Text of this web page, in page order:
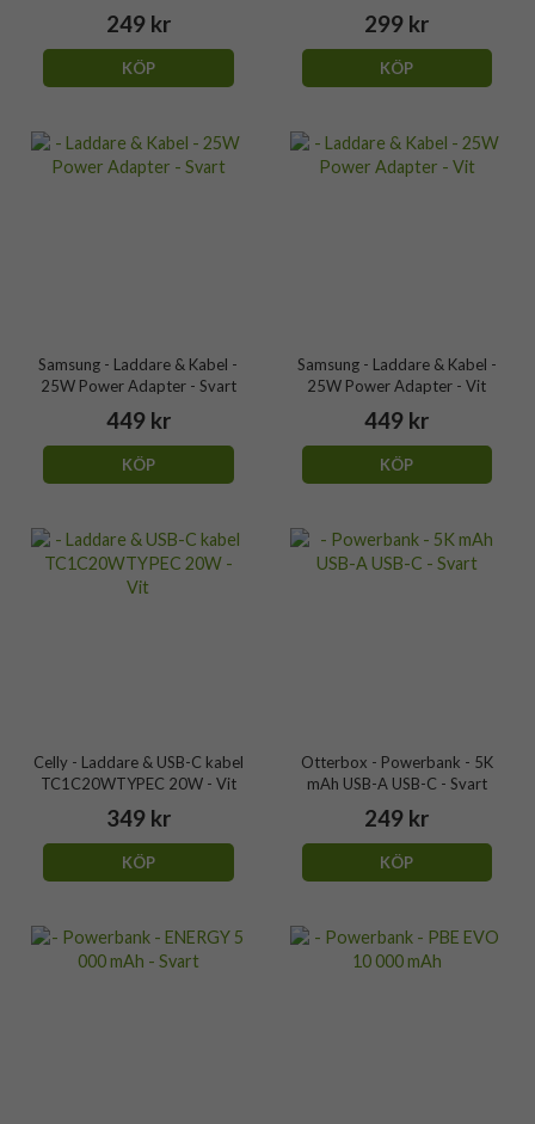
249 kr
KÖP
299 kr
KÖP
Samsung - Laddare & Kabel -
25W Power Adapter - Svart
449 kr
KÖP
Samsung - Laddare & Kabel -
25W Power Adapter - Vit
449 kr
KÖP
Celly - Laddare & USB-C kabel
TC1C20WTYPEC 20W - Vit
349 kr
KÖP
Otterbox - Powerbank - 5K
mAh USB-A USB-C - Svart
249 kr
KÖP